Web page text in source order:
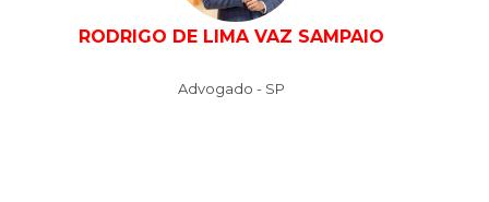
RODRIGO DE LIMA VAZ SAMPAIO
Advogado - SP